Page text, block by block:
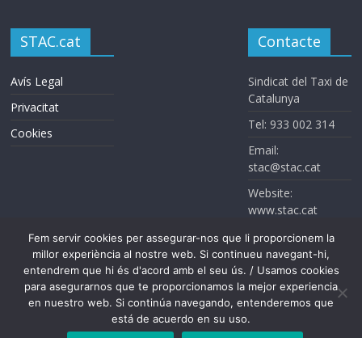
STAC.cat
Avís Legal
Privacitat
Cookies
Contacte
Sindicat del Taxi de
Catalunya
Tel: 933 002 314
Email:
stac@stac.cat
Website:
www.stac.cat
Sindicat del Taxi de Catalunya. Todos los derechos reservados
Fem servir cookies per assegurar-nos que li proporcionem la
millor experiència al nostre web. Si continueu navegant-hi,
entendrem que hi és d'acord amb el seu ús. / Usamos cookies
para asegurarnos que te proporcionamos la mejor experiencia
en nuestro web. Si continúa navegando, entenderemos que
está de acuerdo en su uso.